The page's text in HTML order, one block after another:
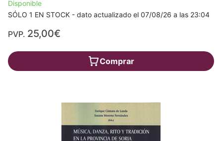
Disponible
SÓLO 1 EN STOCK - dato actualizado el 07/08/26 a las 23:04
PVP. 25,00€
Comprar